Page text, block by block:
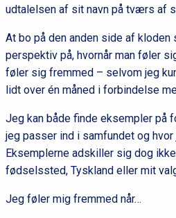
udtalelsen af sit navn på tværs af
At bo på den anden side af
perspektiv på, hvornår man føler
føler sig fremmed – selvom jeg
lidt over én måned i forbindelse
Jeg kan både finde eksempler på
jeg passer ind i samfundet og
Eksemplerne adskiller sig dog
fødselssted, Tyskland eller mit
Jeg føler mig fremmed når…